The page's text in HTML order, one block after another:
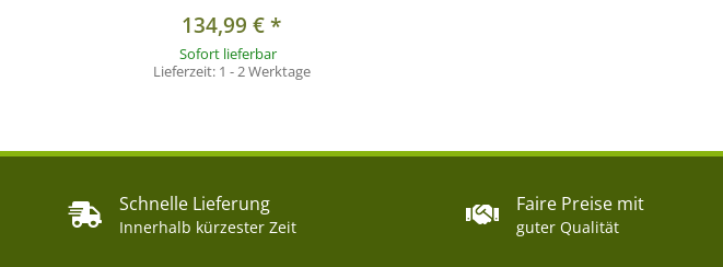
134,99 €*
Sofort lieferbar
Lieferzeit: 1 - 2 Werktage
Schnelle Lieferung
Innerhalb kürzester Zeit
Faire Preise mit
guter Qualität